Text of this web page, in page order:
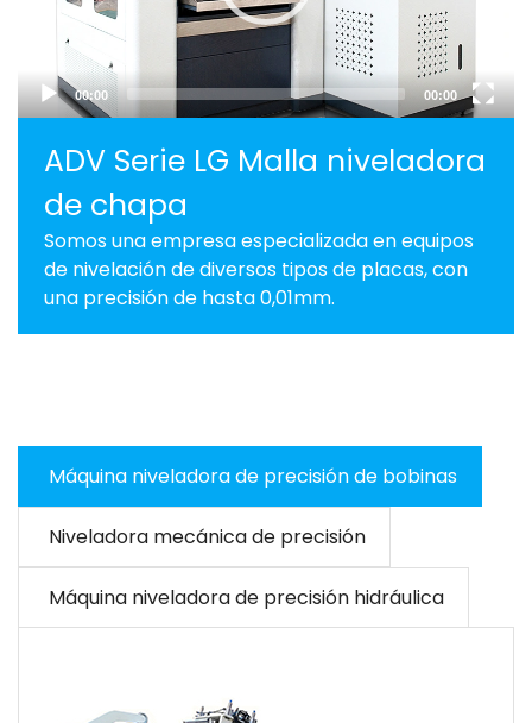
00:00 00:00
ADV Serie LG Malla niveladora
de chapa
Somos una empresa especializada en equipos
de nivelación de diversos tipos de placas, con
una precisión de hasta 0,01mm.
Máquina niveladora de precisión de bobinas
Niveladora mecánica de precisión
Máquina niveladora de precisión hidráulica